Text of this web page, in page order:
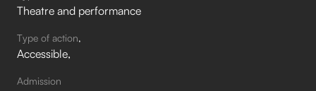
Theatre and performance
Type of action
Accessible
Admission